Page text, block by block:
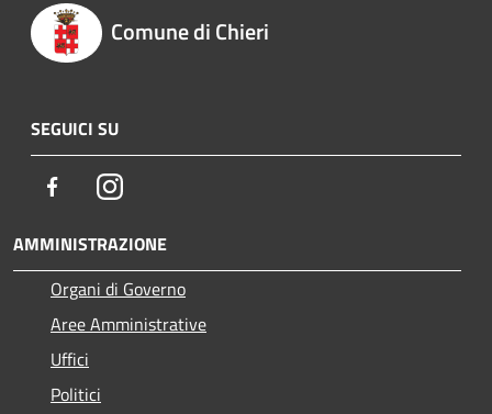
Comune di Chieri
SEGUICI SU
FacebookInstagram
AMMINISTRAZIONE
Organi di Governo
Aree Amministrative
Uffici
Politici